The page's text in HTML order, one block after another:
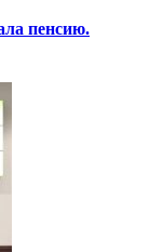
пенсию.